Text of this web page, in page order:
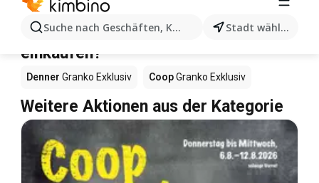
Suche nach Geschäften, Kategorien, Produkten...
Stadt wählen
finden.
Granko Exklusiv im Angebot – Wo
einkaufen?
Denner Granko Exklusiv CoopGranko Exklusiv
Weitere Aktionen aus der Kategorie